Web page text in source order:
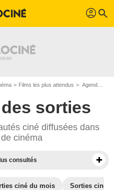
profil search
Films les plus attendus Agenda cinéma : Films du 13 mai 2026
sorties
ciné diffusées dans
cinéma
consultés
ciné du mois Sorties ciné